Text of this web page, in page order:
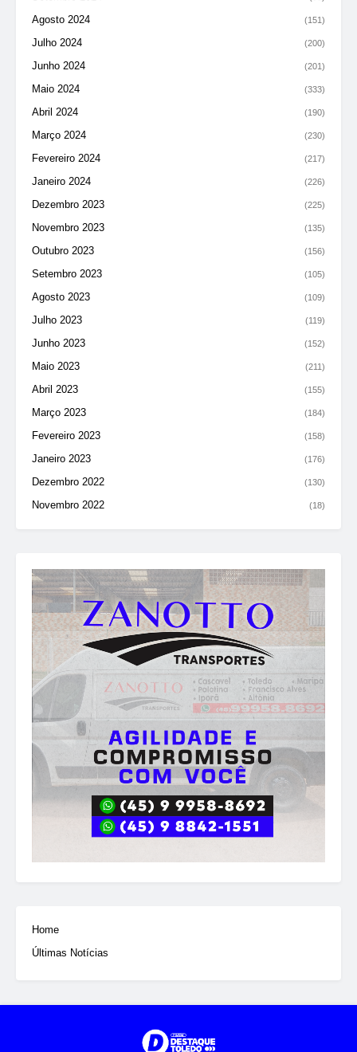
Agosto 2024 (151)
Julho 2024 (200)
Junho 2024 (201)
Maio 2024 (333)
Abril 2024 (190)
Março 2024 (230)
Fevereiro 2024 (217)
Janeiro 2024 (226)
Dezembro 2023 (225)
Novembro 2023 (135)
Outubro 2023 (156)
Setembro 2023 (105)
Agosto 2023 (109)
Julho 2023 (119)
Junho 2023 (152)
Maio 2023 (211)
Abril 2023 (155)
Março 2023 (184)
Fevereiro 2023 (158)
Janeiro 2023 (176)
Dezembro 2022 (130)
Novembro 2022 (18)
Home
Últimas Notícias